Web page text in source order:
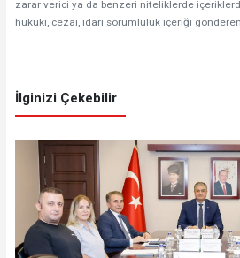
zarar verici ya da benzeri niteliklerde
hukuki, cezai, idari sorumluluk içeriği
İlginizi Çekebilir